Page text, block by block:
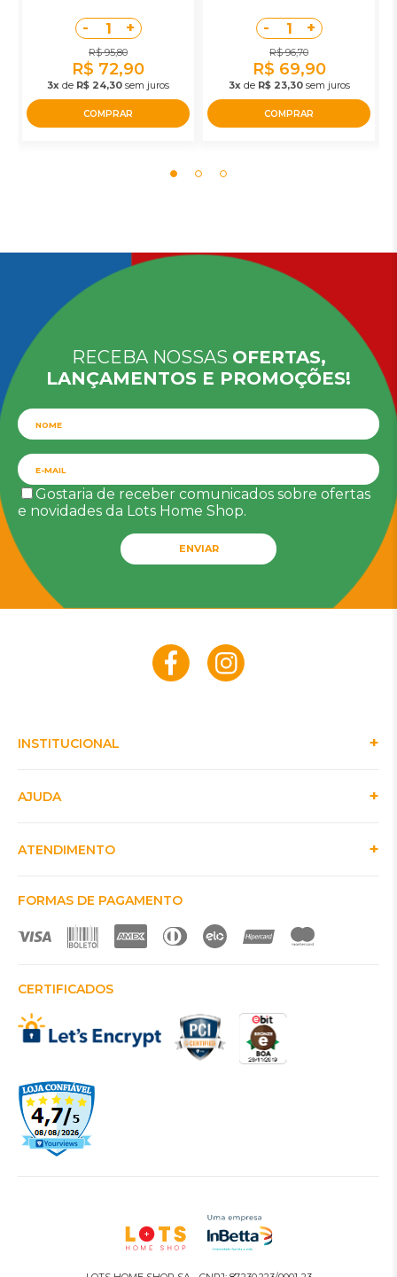
- 1 +
R$ 95,80
R$ 72,90
3x de R$ 24,30 sem juros
COMPRAR
- 1 +
R$ 96,70
R$ 69,90
3xde R$ 23,30sem juros
COMPRAR
RECEBA NOSSAS OFERTAS,
LANÇAMENTOS E PROMOÇÕES!
Gostaria de receber comunicados sobre ofertas
e novidades da Lots Home Shop.
ENVIAR
INSTITUCIONAL
AJUDA
ATENDIMENTO
FORMAS DE PAGAMENTO
CERTIFICADOS